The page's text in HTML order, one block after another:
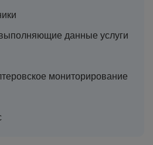
данные услуги
мониторирование